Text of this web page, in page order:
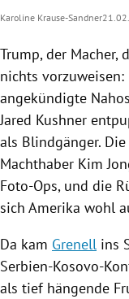
Karoline Krause-Sandner
Trump, der Macher,
nichts vorzuweisen:
angekündigte
Jared Kushner
als Blindgänger.
Machthaber Kim
Foto-Ops, und die
sich Amerika wohl
Da kam Grenell ins
Serbien-Kosovo-
als tief hängende